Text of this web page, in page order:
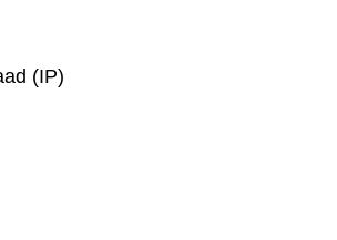
(IP)